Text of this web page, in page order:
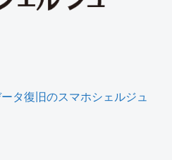
タ復旧のスマホシェルジュ